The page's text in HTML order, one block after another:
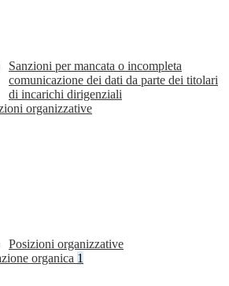
Sanzioni per mancata o incompleta
comunicazione dei dati da parte dei titolari
di incarichi dirigenziali
organizzative
Posizioni organizzative
organica 1